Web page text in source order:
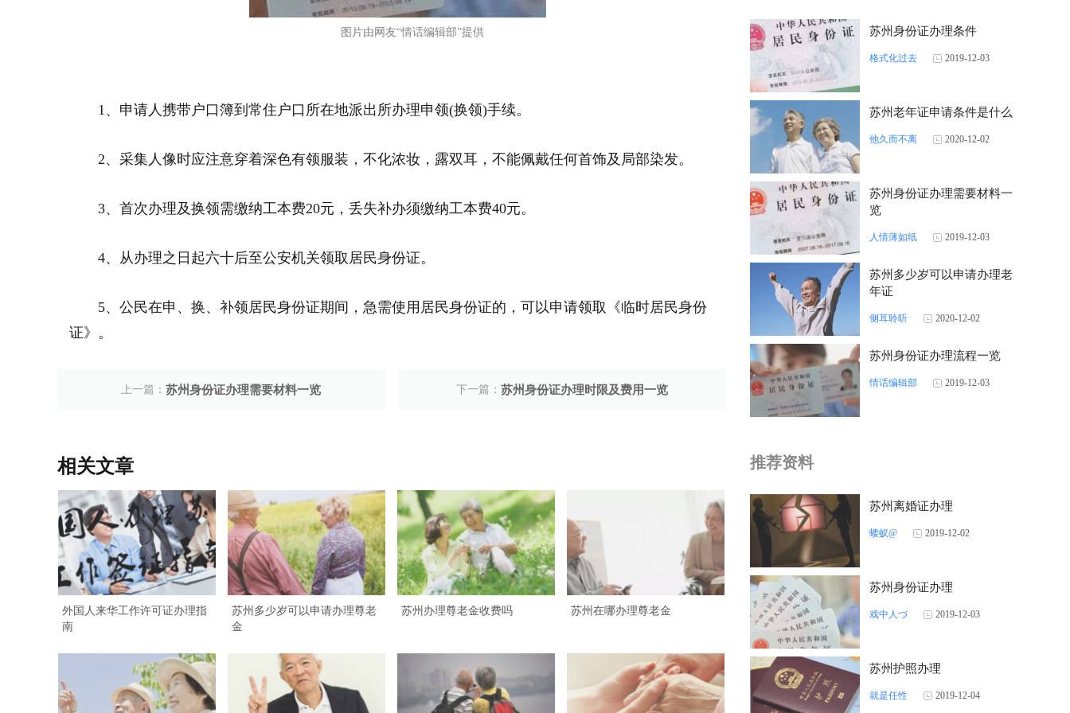
图片由网友“情话编辑部”提供
1、申请人携带户口簿到常住户口所在地派出所办理申领(换领)手续。
2、采集人像时应注意穿着深色有领服装，不化浓妆，露双耳，不能佩戴任何首饰及局部染发。
3、首次办理及换领需缴纳工本费20元，丢失补办须缴纳工本费40元。
4、从办理之日起六十后至公安机关领取居民身份证。
5、公民在申、换、补领居民身份证期间，急需使用居民身份证的，可以申请领取《临时居民身份
证》。
上一篇：苏州身份证办理需要材料一览 下一篇：苏州身份证办理时限及费用一览
相关文章
外国人来华工作许可证办理指
南
苏州多少岁可以申请办理尊老
金
苏州办理尊老金收费吗 苏州在哪办理尊老金
苏州身份证办理条件
格式化过去 2019-12-03
苏州老年证申请条件是什么
他久而不离 2020-12-02
苏州身份证办理需要材料一
览
人情薄如纸 2019-12-03
苏州多少岁可以申请办理老
年证
侧耳聆听 2020-12-02
苏州身份证办理流程一览
情话编辑部 2019-12-03
推荐资料
苏州离婚证办理
蝼蚁@ 2019-12-02
苏州身份证办理
戏中人づ 2019-12-03
苏州护照办理
就是任性 2019-12-04